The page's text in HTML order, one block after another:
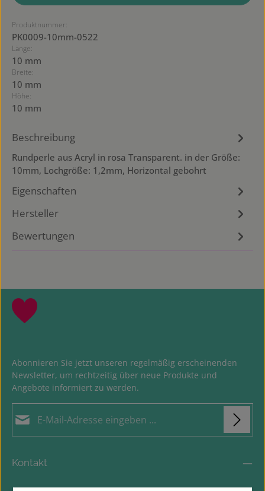
Produktnummer:
PK0009-10mm-0522
Länge:
10 mm
Breite:
10 mm
Höhe:
10 mm
Beschreibung
Rundperle aus Acryl in rosa Transparent. in der Größe:
10mm, Lochgröße: 1,2mm, Horizontal gebohrt
Eigenschaften
Hersteller
Bewertungen
Abonnieren Sie jetzt unseren regelmäßig erscheinenden
Newsletter, um rechtzeitig über neue Produkte und
Angebote informiert zu werden.
Ich habe die
Die mit einem Stern (*) markierten Felder sind
Kontakt